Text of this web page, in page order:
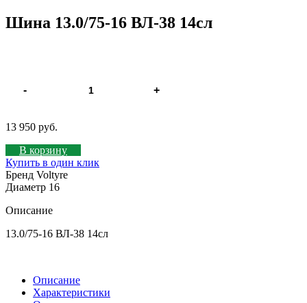
Шина 13.0/75-16 ВЛ-38 14сл
- +
13 950 руб.
В корзину
Купить в один клик
Бренд Voltyre
Диаметр 16
Описание
13.0/75-16 ВЛ-38 14сл
Описание
Характеристики